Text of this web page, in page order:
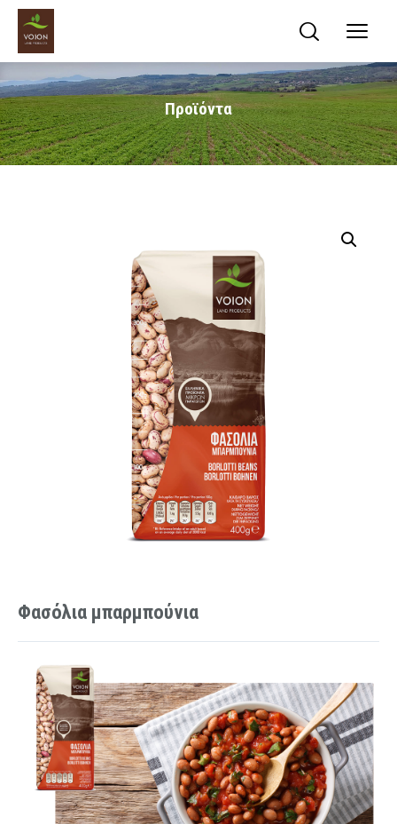
Προϊόντα
Φασόλια μπαρμπούνια